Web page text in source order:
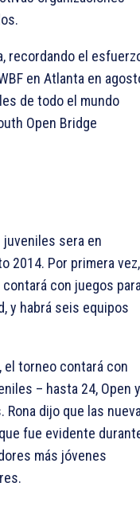
recordando el
en Atlanta en
de todo el mundo
Open Bridge
juveniles sera en
2014. Por primera
con juegos
y habrá seis equipos
el torneo contará con
– hasta 24, Open y
Rona dijo que las
fue evidente
más jóvenes